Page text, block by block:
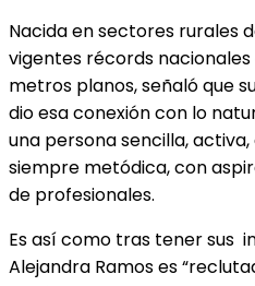
Nacida en sectores rurales
vigentes récords nacionales
metros planos, señaló que
dio esa conexión con lo
una persona sencilla,
siempre metódica, con
de profesionales.
Es así como tras tener sus
Alejandra Ramos es